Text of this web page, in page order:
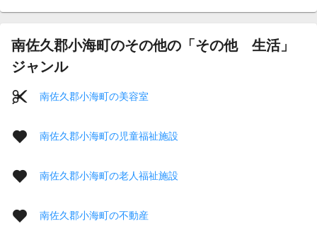
南佐久郡小海町のその他の「その他 生活」
ジャンル
南佐久郡小海町の美容室
南佐久郡小海町の児童福祉施設
南佐久郡小海町の老人福祉施設
南佐久郡小海町の不動産